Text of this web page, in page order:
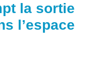
la sortie
l’espace